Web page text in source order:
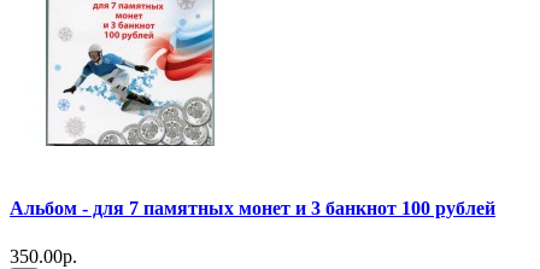
Альбом - для 7 памятных монет и 3 банкнот 100 рублей
350.00р.